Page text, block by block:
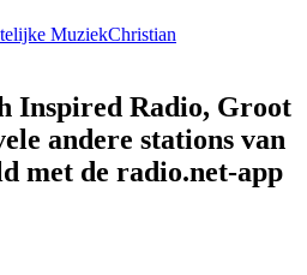
MuziekChristian
Inspired Radio, Groot
andere stations van
met de radio.net-app